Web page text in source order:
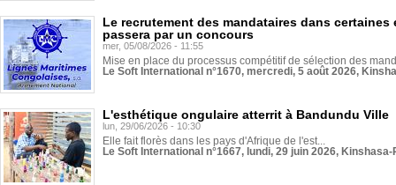
Le recrutement des mandataires dans
passera par un concours
mer, 05/08/2026 - 11:55
Mise en place du processus compétitif de sélection des
Le Soft International n°1670, mercredi, 5 août 2026,
L'esthétique ongulaire atterrit à Bandundu Ville
lun, 29/06/2026 - 10:30
Elle fait florès dans les pays d'Afrique de l'est...
Le Soft International n°1667, lundi, 29 juin 2026,